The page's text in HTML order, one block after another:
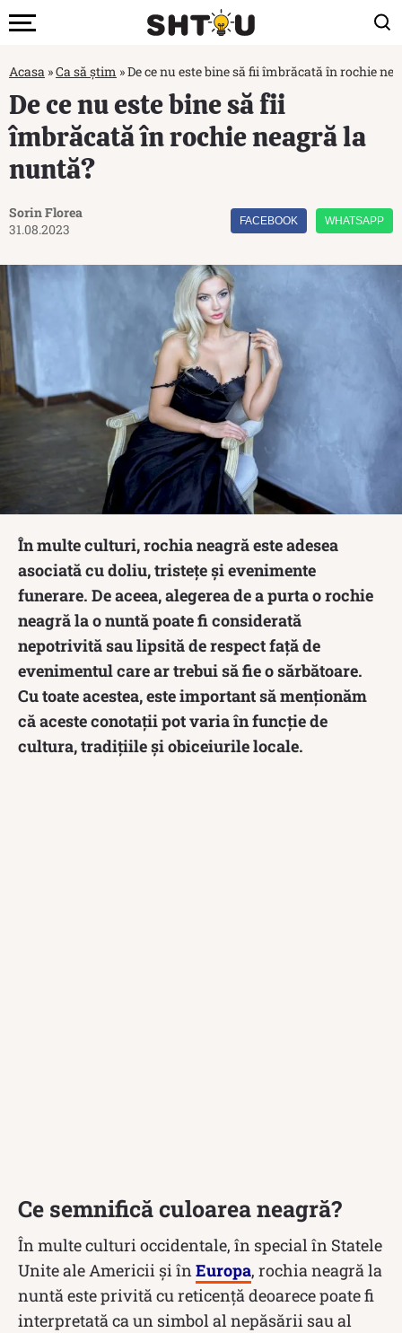
Acasa »Ca să știm »De ce nu este bine să fii îmbrăcată în rochie
De ce nu este bine să fii
îmbrăcată în rochie neagră la
nuntă?
Sorin Florea
31.08.2023
FACEBOOK WHATSAPP
În multe culturi, rochia neagră este adesea
asociată cu doliu, tristețe și evenimente
funerare. De aceea, alegerea de a purta o rochie
neagră la o nuntă poate fi considerată
nepotrivită sau lipsită de respect față de
evenimentul care ar trebui să fie o sărbătoare.
Cu toate acestea, este important să menționăm
că aceste conotații pot varia în funcție de
cultura, tradițiile și obiceiurile locale.
Ce semnifică culoarea neagră?
În multe culturi occidentale, în special în Statele
Unite ale Americii și în Europa, rochia neagră la
nuntă este privită cu reticență deoarece poate fi
interpretată ca un simbol al nepăsării sau al